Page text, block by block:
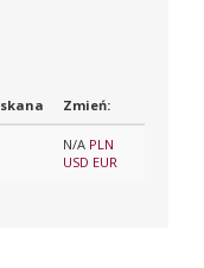
Zmień:
N/A PLN
USD EUR